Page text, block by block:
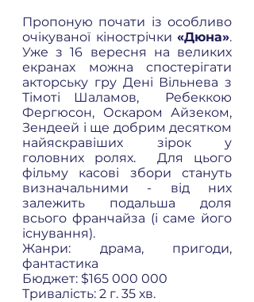
Пропоную почати із особливо
очікуваної кінострічки «Дюна».
Уже з 16 вересня на великих
екранах можна спостерігати
акторську гру Дені Вільнева з
Тімоті Шаламов,  Ребеккою
Фергюсон, Оскаром Айзеком,
Зендеей і ще добрим десятком
найяскравіших зірок у
головних ролях.  Для цього
фільму касові збори стануть
визначальними - від них
залежить подальша доля
всього франчайза (і саме його
існування).
Жанри: драма, пригоди,
фантастика
Бюджет: $165 000 000
Тривалість: 2 г. 35 хв.